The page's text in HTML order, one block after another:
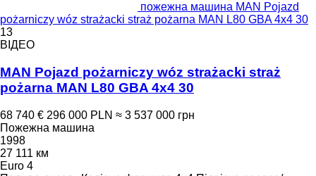
пожежна машина MAN Pojazd
pożarniczy wóz strażacki straż pożarna MAN L80 GBA 4x4 30
13
ВІДЕО
MAN Pojazd pożarniczy wóz strażacki straż
pożarna MAN L80 GBA 4x4 30
68 740 € 296 000 PLN ≈ 3 537 000 грн
Пожежна машина
1998
27 111 км
Euro 4